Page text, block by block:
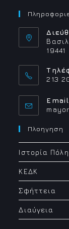
19441
213
Πλοηγηση
Ιστορία
ΚΕΔΚ
Σφήττεια
Διαύγεια